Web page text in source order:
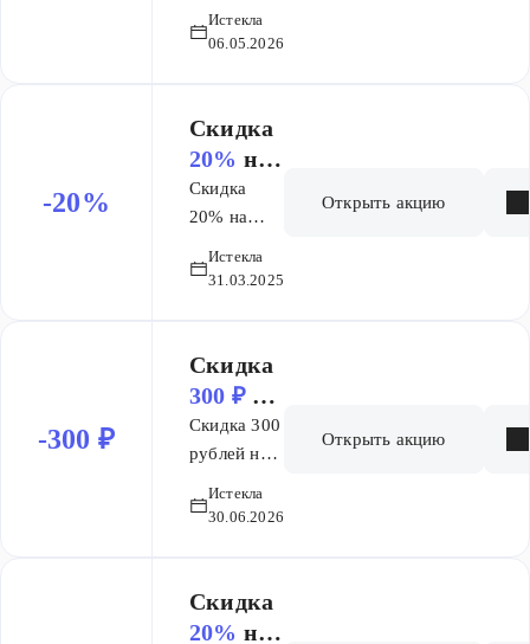
Действует на
очищающи
й кисель
кисель Леовит
Истекла
06.05.2026
-20%
Скидка
20% на
товары
ГЛС
Скидка
20% на
ГЛС
Истекла
31.03.2025
Открыть акцию
-300 ₽
Скидка
300 ₽ на
гель-
эксфоли
ант
Клареол
Скидка 300
рублей на
эксфолиант
Истекла
30.06.2026
Открыть акцию
Скидка
20% на